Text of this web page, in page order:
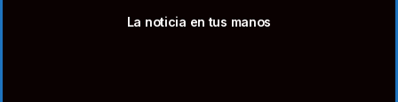
La noticia en tus manos